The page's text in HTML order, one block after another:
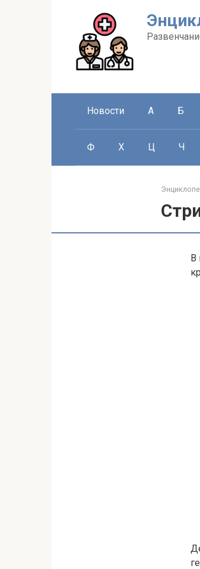
Новости А Б
Ф Х Ц Ч
В